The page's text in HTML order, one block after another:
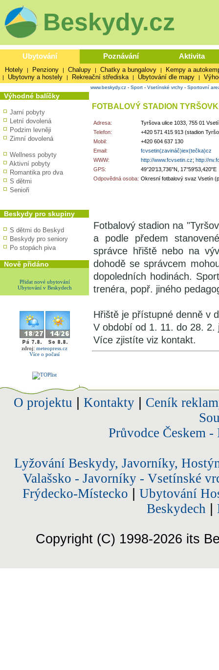
Beskydy.cz
Ubytování Poznávání Aktivita
Hotely | Penziony | Chalupy | Chatky a bungalovy | Kempy a
| Ubytovny a hostely | Rekreační střediska | Ubytování dle mapy |
Výhodné balíčky
Jarní pobyty
Letní dovolená
Podzim levněji
Zimní dovolená
Wellness pobyty
Aktivní pobyty
Romantika pro dva
S dětmi
Senioři
Beskydy pro skupiny
S dětmi do Beskyd
Beskydy pro seniory
Po stopách piva
Nově přidáno
Přidat nové ubytování
Ubytování v Beskydech
zdroj: meteopress.cz
Více o počasí
www.beskydy.cz - Sport - Vsetínské vrchy - Sportovní
FOTBALOVÝ STADION
Adresa:
Tyršova ulice 1033, 755 01
Telefon:
+420 571 415 913 (stadion
Mobil:
+420 604 637 130
Email:
fcvsetin(zavináč)iex(tečka)cz
WWW:
http://www.fcvsetin.cz; http://
GPS:
49°20'13,736"N, 17°59'53,420"E
Odpovědná osoba: Okresní fotbalový svaz Vsetín
Fotbalový stadion na
a podle předem
správce hřiště nebo na
dohodě se správcem
dopoledních hodinách.
trenéra, popř. jiného
Hřiště je přístupné denně v
V období od 1. 11. do 28. 2.
Více zjistíte viz kontakt.
O projektu Kontakty| Ceník
Průvodce Českem
Lyžování Beskydy, Javorníky,
Valašsko - Javorníky - Vsetínské
Frýdecko-Místecko
Ubytování
Beskydech
Copyright (C) 1998-2026 its